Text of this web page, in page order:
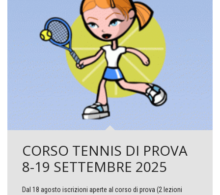
CORSO TENNIS DI PROVA
8-19 SETTEMBRE 2025
Dal 18 agosto iscrizioni aperte al corso di prova (2 lezioni